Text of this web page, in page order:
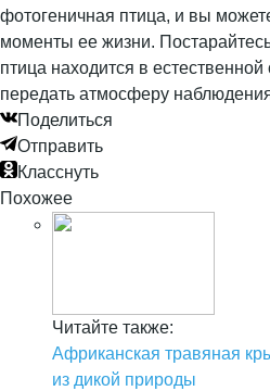
фотогеничная птица, и вы
моменты ее жизни.
птица находится в
передать атмосферу
Поделиться
Отправить
Класснуть
Похожее
Читайте также:
Африканская травяная
из дикой природы